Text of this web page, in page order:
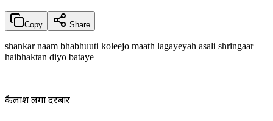
Copy Share
shankar naam bhabhuuti koleejo maath lagayeyah asali shringaar
haibhaktan diyo bataye
कैलाश लगा दरबार